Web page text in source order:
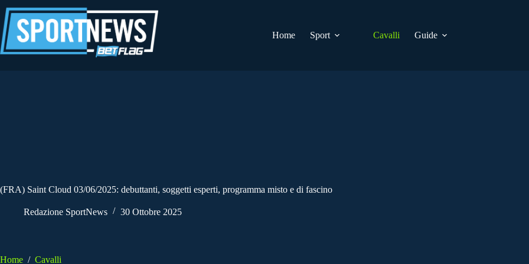
al
contenuto
Home
Sport Cavalli Guide
(FRA) Saint Cloud 03/06/2025: debuttanti, soggetti esperti, programma misto e di fascino
Redazione SportNews 30 Ottobre 2025
Home / Cavalli